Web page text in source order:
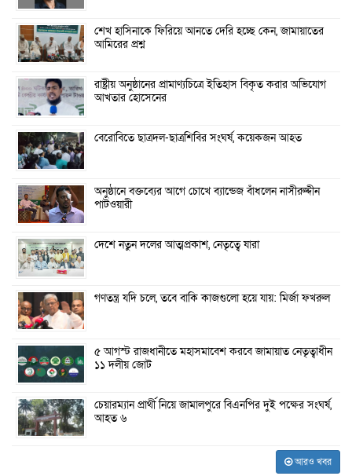
শেখ হাসিনাকে ফিরিয়ে আনতে দেরি হচ্ছে কেন, জামায়াতের
আমিরের প্রশ্ন
রাষ্ট্রীয় অনুষ্ঠানের প্রামাণ্যচিত্রে ইতিহাস বিকৃত করার অভিযোগ
আখতার হোসেনের
বেরোবিতে ছাত্রদল-ছাত্রশিবির সংঘর্ষ, কয়েকজন আহত
অনুষ্ঠানে বক্তব্যের আগে চোখে ব্যান্ডেজ বাঁধলেন নাসীরুদ্দীন
পাটওয়ারী
দেশে নতুন দলের আত্মপ্রকাশ, নেতৃত্বে যারা
গণতন্ত্র যদি চলে, তবে বাকি কাজগুলো হয়ে যায়: মির্জা ফখরুল
৫ আগস্ট রাজধানীতে মহাসমাবেশ করবে জামায়াত নেতৃত্বাধীন
১১ দলীয় জোট
চেয়ারম্যান প্রার্থী নিয়ে জামালপুরে বিএনপির দুই পক্ষের সংঘর্ষ,
আহত ৬
আরও খবর